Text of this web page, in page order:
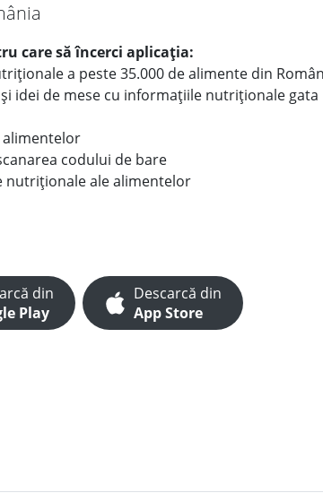
care să încerci aplicația:
a peste 35.000 de alimente din
idei de mese cu informațiile nutriționale gata
alimentelor
codului de bare
nutriționale ale alimentelor
din
Play
Descarcă din
App Store